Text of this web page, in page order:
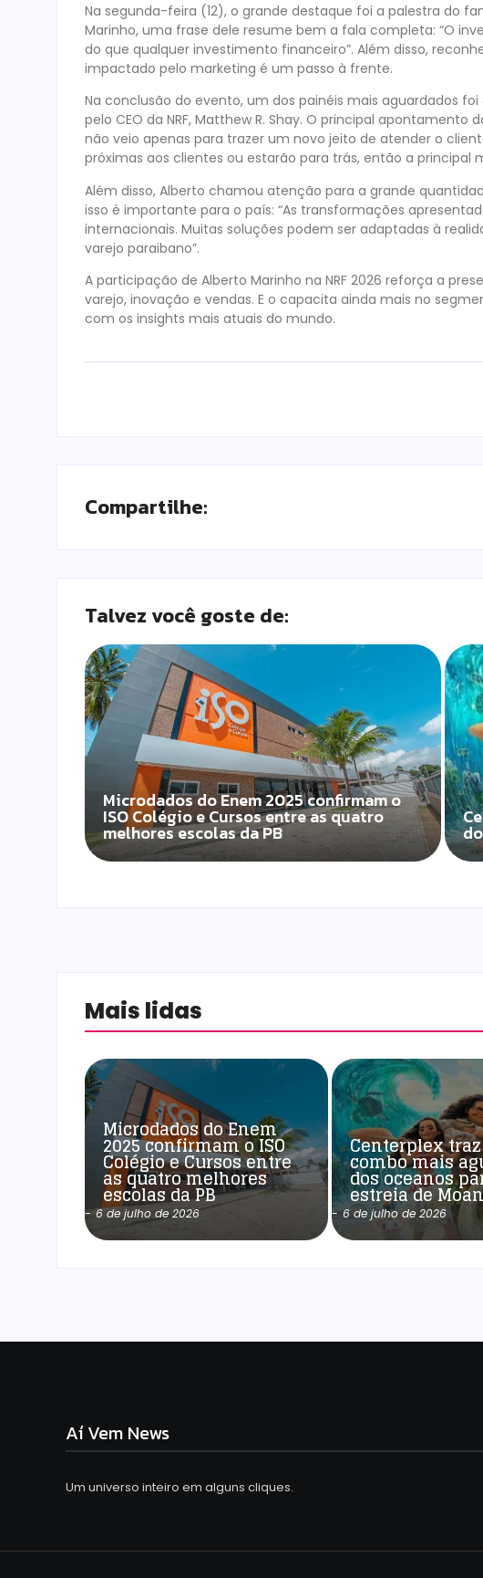
Na segunda-feira (12), o grande destaque foi a palestra do
Marinho, uma frase dele resume bem a fala completa: “O
do que qualquer investimento financeiro”. Além disso,
impactado pelo marketing é um passo à frente.
Na conclusão do evento, um dos painéis mais aguardados
pelo CEO da NRF, Matthew R. Shay. O principal
não veio apenas para trazer um novo jeito de atender o
próximas aos clientes ou estarão para trás, então a principal
Além disso, Alberto chamou atenção para a grande
isso é importante para o país: “As transformações
internacionais. Muitas soluções podem ser adaptadas à
varejo paraibano”.
A participação de Alberto Marinho na NRF 2026 reforça a
varejo, inovação e vendas. E o capacita ainda mais no
com os insights mais atuais do mundo.
Compartilhe:
Talvez você goste de:
Microdados do Enem 2025 confirmam o
ISO Colégio e Cursos entre as quatro
melhores escolas da PB
Mais lidas
Microdados do Enem
2025 confirmam o ISO
Colégio e Cursos entre
as quatro melhores
escolas da PB
- 6 de julho de 2026
Centerplex
combo mais
dos oceanos
estreia de
- 6 de julho de 2026
Aí Vem News
Um universo inteiro em alguns cliques.